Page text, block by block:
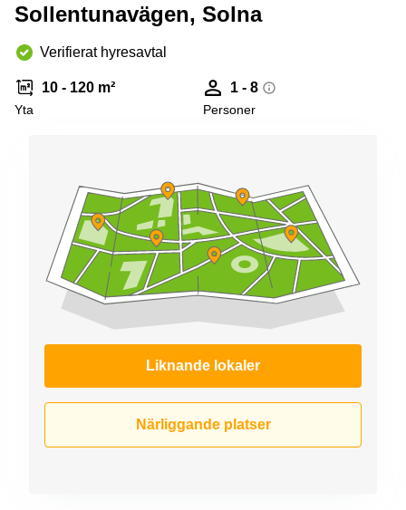
Virtuellt
Sollentuna
Vasastan
Coworking
Östermalm
Kontor
Kontorshotell
Huddinge
lokaler
Hägersten
Sollentunavägen, Solna
Verifierat hyresavtal
10 - 120 m²
Yta
1 - 8
Personer
Liknande lokaler
Närliggande platser